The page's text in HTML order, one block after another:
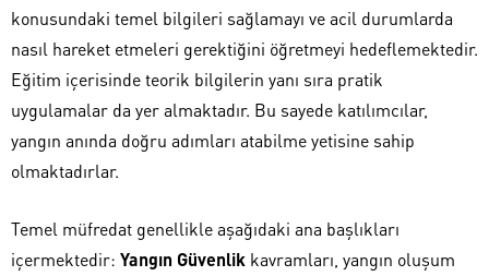
konusundaki temel bilgileri sağlamayı ve acil durumlarda
nasıl hareket etmeleri gerektiğini öğretmeyi hedeflemektedir.
Eğitim içerisinde teorik bilgilerin yanı sıra pratik
uygulamalar da yer almaktadır. Bu sayede katılımcılar,
yangın anında doğru adımları atabilme yetisine sahip
olmaktadırlar.
Temel müfredat genellikle aşağıdaki ana başlıkları
içermektedir: Yangın Güvenlik kavramları, yangın oluşum